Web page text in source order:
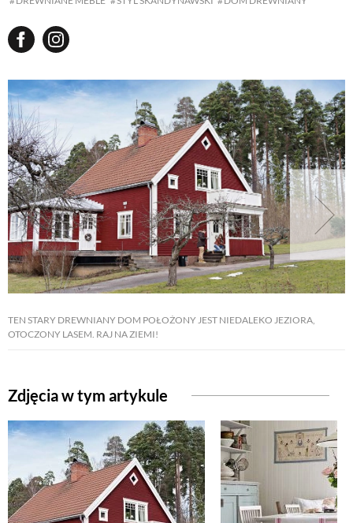
TEN STARY DREWNIANY DOM POŁOŻONY JEST NIEDALEKO JEZIORA,
OTOCZONY LASEM. RAJ NA ZIEMI!
Zdjęcia w tym artykule